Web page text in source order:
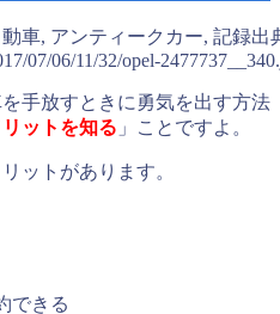
出
07/06/11/32/opel-
手放すときに勇気を出す方法
ットを知る 」ことですよ。
ットがあります。
できる